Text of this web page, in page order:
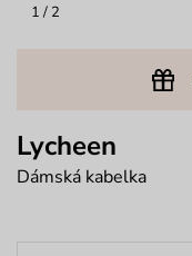
1 / 2
Lycheen
Dámská kabelka